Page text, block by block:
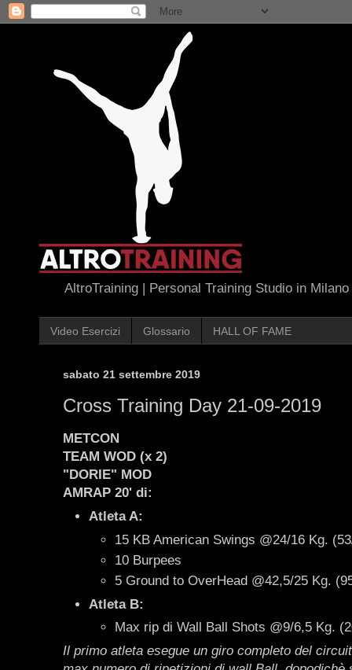
AltroTraining | Personal Training Studio in Milano
Video Esercizi Glossario HALL OF FAME
sabato 21 settembre 2019
Cross Training Day 21-09-2019
METCON
TEAM WOD (x 2)
"DORIE" MOD
AMRAP 20' di:
Atleta A:
15 KB American Swings @24/16 Kg.
10 Burpees
5 Ground to OverHead @42,5/25 Kg.
Atleta B:
Max rip di Wall Ball Shots @9/6,5 Kg.
Il primo atleta esegue un giro completo del